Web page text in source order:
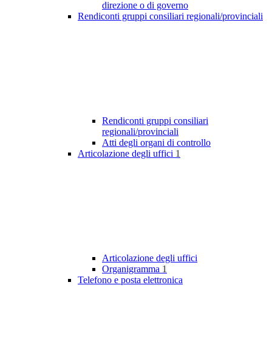
direzione o di governo
Rendiconti gruppi consiliari regionali/provinciali
Rendiconti gruppi consiliari
regionali/provinciali
Atti degli organi di controllo
Articolazione degli uffici 1
Articolazione degli uffici
Organigramma 1
Telefono e posta elettronica